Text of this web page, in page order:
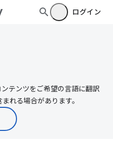
ログイン
テンツをご希望の言語に翻訳
れる場合があります。